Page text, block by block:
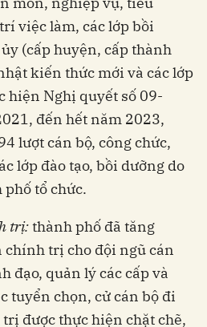
việc làm, các lớp bồi
(cấp huyện, cấp thành
kiến thức mới và các lớp
hiện Nghị quyết số 09-
đến hết năm 2023,
lượt cán bộ, công chức,
lớp đào tạo, bồi dưỡng do
tổ chức.
trị:thành phố đã tăng
chính trị cho đội ngũ cán
đạo, quản lý các cấp và
tuyển chọn, cử cán bộ đi
được thực hiện chặt chẽ,